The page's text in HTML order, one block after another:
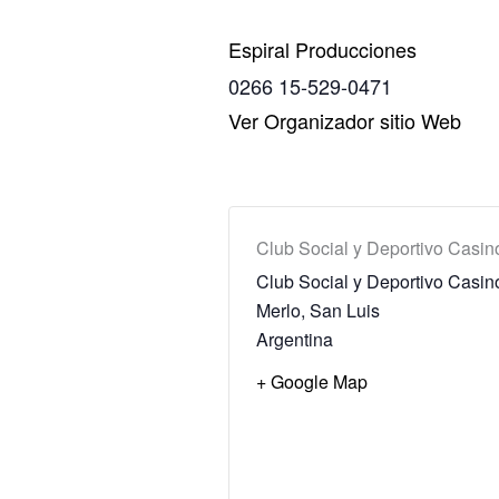
Espiral Producciones
0266 15-529-0471
Ver Organizador sitio Web
Club Social y Deportivo
Club Social y Deportivo
Merlo, San Luis
Argentina
+ Google Map